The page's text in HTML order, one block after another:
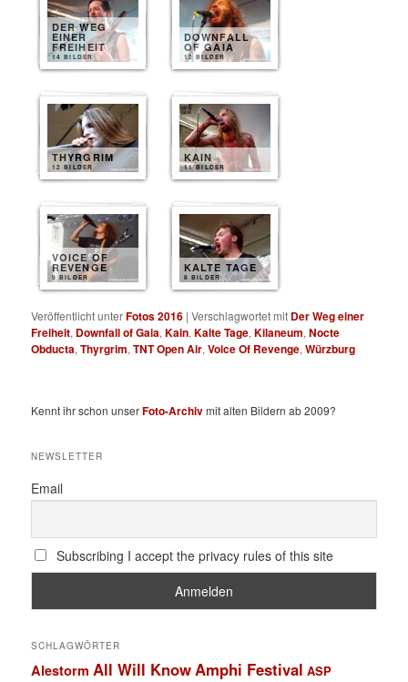
DER WEG
EINER
FREIHEIT
14 BILDER
DOWNFALL
OF GAIA
12 BILDER
THYRGRIM
12 BILDER
KAIN
11 BILDER
VOICE OF
REVENGE
9 BILDER
KALTE TAGE
8 BILDER
Veröffentlicht unterFotos 2016 |Verschlagwortet mit Der Weg einer
Freiheit, Downfall of Gaia,Kain,Kalte Tage,Kilaneum,Nocte
Obducta,Thyrgrim,TNT Open Air,Voice Of Revenge,Würzburg
Kennt ihr schon unserFoto-Archivmit alten Bildern ab 2009?
NEWSLETTER
Email
Subscribing I accept the privacy rules of this site
SCHLAGWÖRTER
Alestorm All Will KnowAmphi Festival ASP